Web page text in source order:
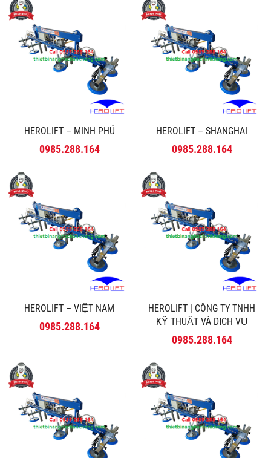
HEROLIFT – MINH PHÚ
0985.288.164
HEROLIFT – SHANGHAI
0985.288.164
HEROLIFT – VIỆT NAM
0985.288.164
HEROLIFT | CÔNG TY TNHH
KỸ THUẬT VÀ DỊCH VỤ
MINH PHÚ
0985.288.164